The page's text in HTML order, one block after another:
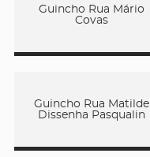
Guincho Rua Mário
Covas
Guincho Rua Matilde
Dissenha Pasqualin